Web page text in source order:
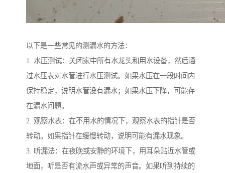
以下是一些常见的测漏水的方法：
1. 水压测试：关闭家中所有水龙头和用水设备，然后通
过水压表对水管进行水压测试。如果水压在一段时间内
保持稳定，说明水管没有漏水；如果水压下降，可能存
在漏水问题。
2. 观察水表：在不用水的情况下，观察水表的指针是否
转动。如果指针在缓慢转动，说明可能有漏水现象。
3. 听漏法：在夜晚或安静的环境下，用耳朵贴近水管或
地面，听是否有流水声或异常的声音。如果听到持续的